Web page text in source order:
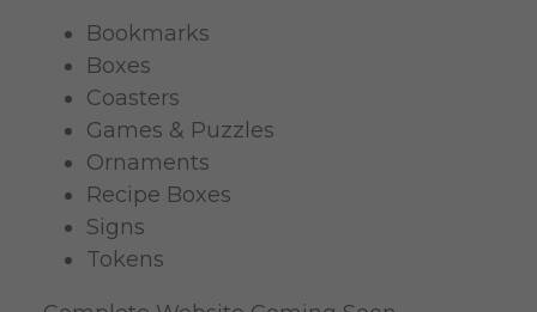
Bookmarks
Boxes
Coasters
Games & Puzzles
Ornaments
Recipe Boxes
Signs
Tokens